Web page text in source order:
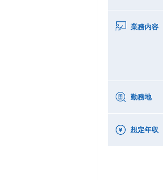
業務内容
勤務地
想定年収